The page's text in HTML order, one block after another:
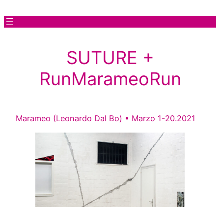
al
SUTURE +
RunMarameoRun
Marameo (Leonardo Dal Bo) • Marzo 1-20.2021